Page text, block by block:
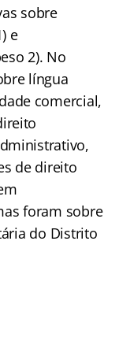
sobre
e
2). No
língua
comercial,
de direito
foram sobre
do Distrito